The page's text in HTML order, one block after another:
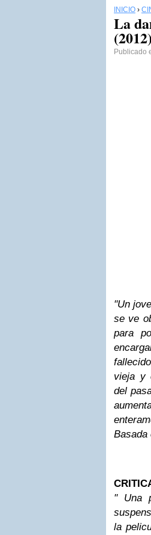
INICIO ›
La
(2012)
Publicado
"Un
se ve
para
vieja y
del
Basada
" Una
la